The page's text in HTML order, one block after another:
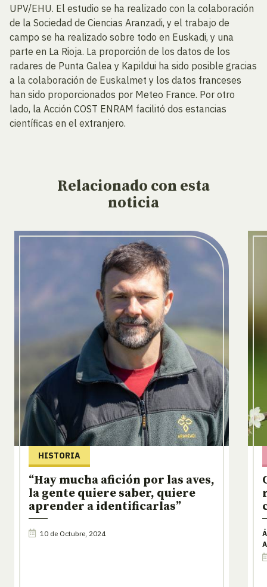
UPV/EHU. El estudio se ha realizado con la colaboración
de la Sociedad de Ciencias Aranzadi, y el trabajo de
campo se ha realizado sobre todo en Euskadi, y una
parte en La Rioja. La proporción de los datos de los
radares de Punta Galea y Kapildui ha sido posible gracias
a la colaboración de Euskalmet y los datos franceses
han sido proporcionados por Meteo France. Por otro
lado, la Acción COST ENRAM facilitó dos estancias
científicas en el extranjero.
Relacionado con esta
noticia
HISTORIA
“Hay mucha afición por las aves,
la gente quiere saber, quiere
aprender a identificarlas”
10 de Octubre, 2024